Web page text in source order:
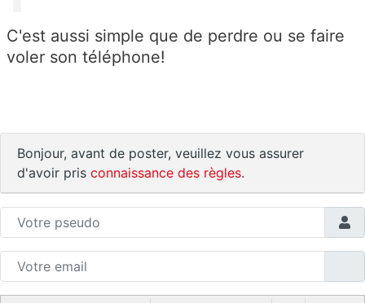
C'est aussi simple que de perdre ou se faire
voler son téléphone!
Bonjour, avant de poster, veuillez vous assurer
d'avoir pris connaissance des règles.